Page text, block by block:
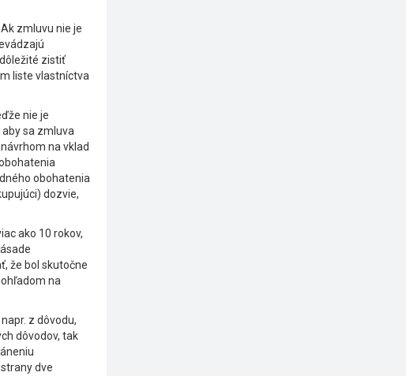
zmluvu nie je
zistiť
liste vlastníctva
nie je
sa zmluva
na vklad
obohatenia
dozvie,
ako 10 rokov,
že bol skutočne
na
napr. z dôvodu,
dôvodov, tak
dve